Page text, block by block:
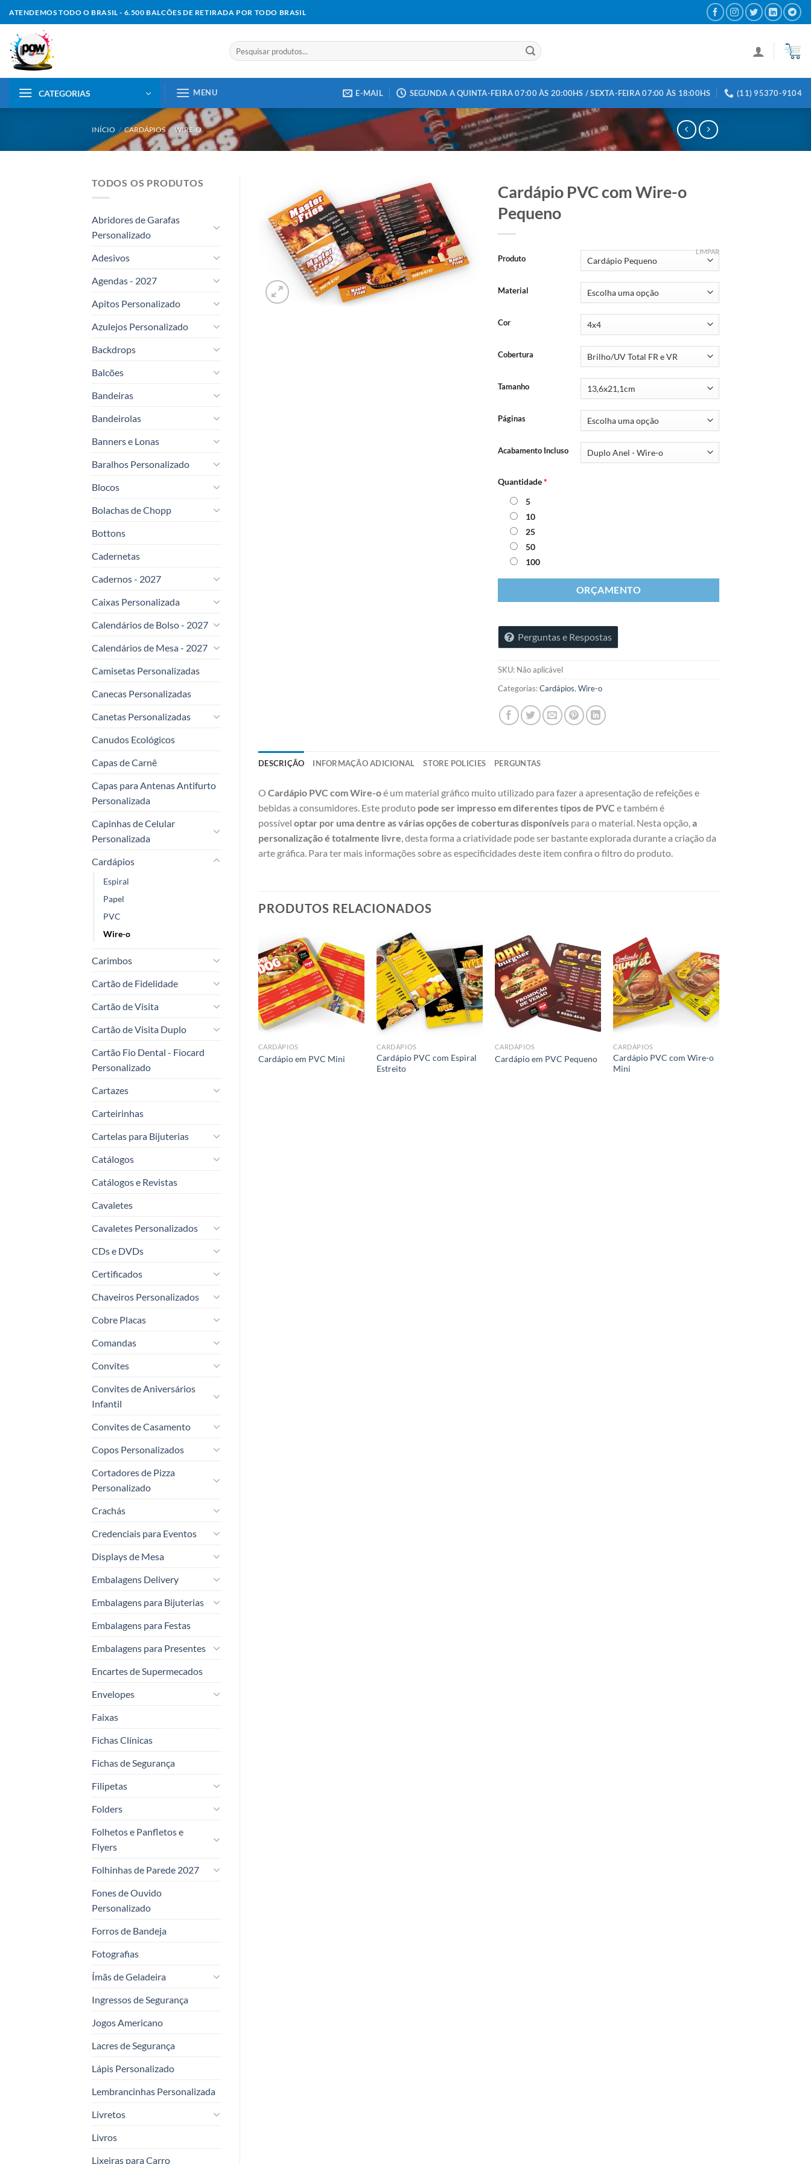
to
content
ATENDEMOS TODO O BRASIL - 6.500 BALCÕES DE RETIRADA POR TODO BRASIL
Pesquisar
por:
CATEGORIAS MENU E-MAIL SEGUNDA A QUINTA-FEIRA 07:00 ÀS 20:00HS / SEXTA-FEIRA 07:00 ÀS 18:00HS (11) 95370-9104
INÍCIO / CARDÁPIOS / WIRE-O
TODOS OS PRODUTOS
Abridores de Garafas
Personalizado
Adesivos
Agendas - 2027
Apitos Personalizado
Azulejos Personalizado
Backdrops
Balcões
Bandeiras
Bandeirolas
Banners e Lonas
Baralhos Personalizado
Blocos
Bolachas de Chopp
Bottons
Cadernetas
Cadernos - 2027
Caixas Personalizada
Calendários de Bolso - 2027
Calendários de Mesa - 2027
Camisetas Personalizadas
Canecas Personalizadas
Canetas Personalizadas
Canudos Ecológicos
Capas de Carnê
Capas para Antenas Antifurto
Personalizada
Capinhas de Celular
Personalizada
Cardápios
Espiral
Papel
PVC
Wire-o
Carimbos
Cartão de Fidelidade
Cartão de Visita
Cartão de Visita Duplo
Cartão Fio Dental - Fiocard
Personalizado
Cartazes
Carteirinhas
Cartelas para Bijuterias
Catálogos
Catálogos e Revistas
Cavaletes
Cavaletes Personalizados
CDs e DVDs
Certificados
Chaveiros Personalizados
Cobre Placas
Comandas
Convites
Convites de Aniversários
Infantil
Convites de Casamento
Copos Personalizados
Cortadores de Pizza
Personalizado
Crachás
Credenciais para Eventos
Displays de Mesa
Embalagens Delivery
Embalagens para Bijuterias
Embalagens para Festas
Embalagens para Presentes
Encartes de Supermecados
Envelopes
Faixas
Fichas Clínicas
Fichas de Segurança
Filipetas
Folders
Folhetos e Panfletos e
Flyers
Folhinhas de Parede 2027
Fones de Ouvido
Personalizado
Forros de Bandeja
Fotografias
Ímãs de Geladeira
Ingressos de Segurança
Jogos Americano
Lacres de Segurança
Lápis Personalizado
Lembrancinhas Personalizada
Livretos
Livros
Lixeiras para Carro
Add to
wishlist
Cardápio PVC com Wire-o
Pequeno
Produto
Material
Cor
Cobertura
Tamanho
Páginas
Acabamento Incluso
LIMPAR
Quantidade*
5
10
25
50
100
ORÇAMENTO
Perguntas e Respostas
SKU: Não aplicável
Categorias:Cardápios, Wire-o
DESCRIÇÃO INFORMAÇÃO ADICIONAL STORE POLICIES PERGUNTAS
O Cardápio PVC com Wire-oé um material gráfico muito utilizado para fazer a apresentação de refeições e
bebidas a consumidores. Este produto pode ser impresso em diferentes tipos de PVC e também é
possível optar por uma dentre as várias opções de coberturas disponíveis para o material. Nesta opção, a
personalização é totalmente livre , desta forma a criatividade pode ser bastante explorada durante a criação da
arte gráfica. Para ter mais informações sobre as especificidades deste item confira o filtro do produto.
PRODUTOS RELACIONADOS
Add to
wishlist
CARDÁPIOS
Cardápio em PVC Mini
Add to
wishlist
CARDÁPIOS
Cardápio PVC com Espiral
Estreito
Add to
wishlist
CARDÁPIOS
Cardápio em PVC Pequeno
Add to
wishlist
CARDÁPIOS
Cardápio PVC com Wire-o
Mini
Add to
Cardápio em Papel Grande
Add to
Cardápio em Papel Médio